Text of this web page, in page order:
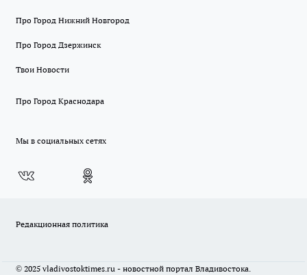
Про Город Нижний Новгород
Про Город Дзержинск
Твои Новости
Про Город Краснодара
Мы в социальных сетях
Редакционная политика
© 2025 vladivostoktimes.ru - новостной портал Владивостока.